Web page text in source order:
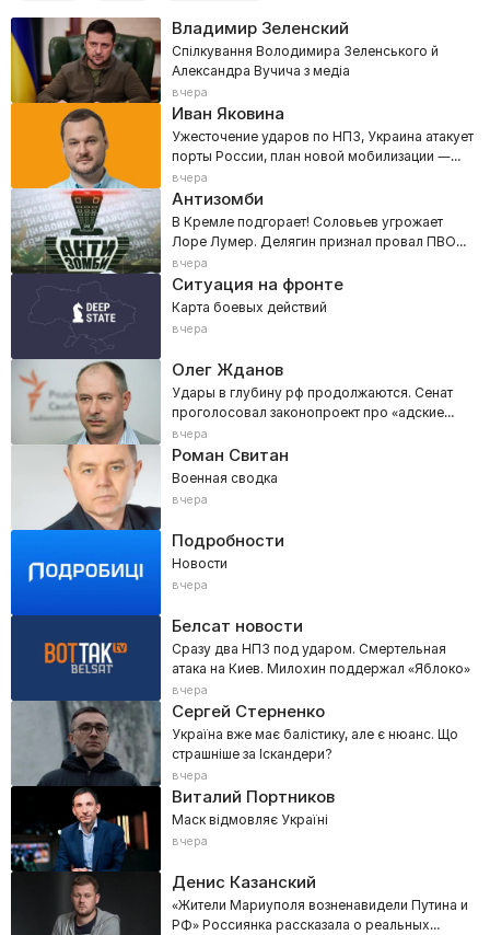
Бигуди
Сімейні мелодрами, 4 сезон, 12 еп.
Интер
Єдині. Головне. Підсумкові новини.
Первый
Суспільне Спорт.
УПЛ ТВ
УПЛ. Металіст 1925 - Оболонь. 25-й тур. Сезон 2023/24.
Super+
Коли ми вдома. Нова історія, 2 сезон, 34 с. До чорту
комплекси.
MEGOGO Футбол 1
Болонья - Ювентус. Чемпіонат Італії. Серія А. Сезон 2025/26.
Суспільне Культура
Спецпроєкт Синдром війни. Я повернувся.
Белсат
Осецька.
Kvartal TV
Ліга сміху, 3 сезон, 3 еп.
FILMUADRAMA
Страх у твоєму домі, 45 еп.
Астана
Рада
Єдині. Головне. Підсумкові новини.
Суспільне Київ
Теніс. Вімблдон. Жінки. 1/16 фіналу. Аманда Анісімова (США) -
Медісон Кіз (США).
Мы – Украина
Армія TV представляє.
УНИАН. Сериал
Єдині новини. Телемарафон.
News NBC».
Смотрите «NBC News» онлайн в хорошем качестве
на нашем сайте — Liveam.tv.
Владимир Зеленский
Спілкування Володимира Зеленського й
Александра Вучича з медіа
вчера
Иван Яковина
Ужесточение ударов по НПЗ, Украина атакует
порты России, план новой мобилизации —
800 тысяч
вчера
Антизомби
В Кремле подгорает! Соловьев угрожает
Лоре Лумер. Делягин признал провал ПВО
РФ
вчера
Ситуация на фронте
Карта боевых действий
вчера
Олег Жданов
Удары в глубину рф продолжаются. Сенат
проголосовал законопроект про «адские
санкции»
вчера
Роман Свитан
Военная сводка
вчера
Подробности
Новости
вчера
Белсат новости
Сразу два НПЗ под ударом. Смертельная
атака на Киев. Милохин поддержал «Яблоко»
вчера
Сергей Стерненко
Україна вже має балістику, але є нюанс. Що
страшніше за Іскандери?
вчера
Виталий Портников
Маск відмовляє Україні
вчера
Денис Казанский
«Жители Мариуполя возненавидели Путина и
РФ» Россиянка рассказала о реальных